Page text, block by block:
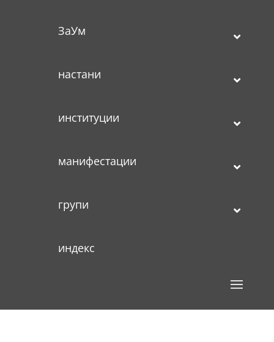
ЗаУм
настани
институции
манифестации
групи
индекс